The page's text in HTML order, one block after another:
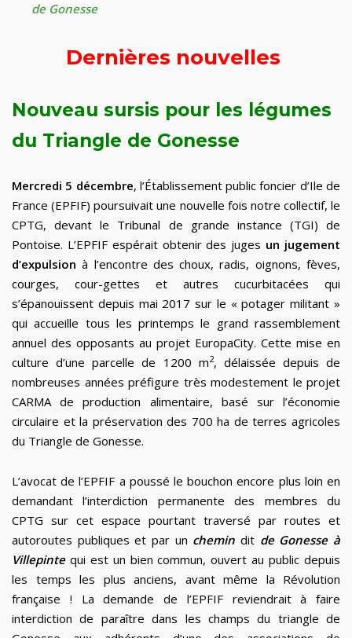
de Gonesse
Dernières nouvelles
Nouveau sursis pour les légumes
du Triangle de Gonesse
Mercredi 5 décembre, l’Établissement public foncier d’Ile de
France (EPFIF) poursuivait une nouvelle fois notre collectif, le
CPTG, devant le Tribunal de grande instance (TGI) de
Pontoise. L’EPFIF espérait obtenir des juges un jugement
d’expulsionà l’encontre des choux, radis, oignons, fèves,
courges, cour-gettes et autres cucurbitacées qui
s’épanouissent depuis mai 2017 sur le « potager militant »
qui accueille tous les printemps le grand rassemblement
annuel des opposants au projet EuropaCity. Cette mise en
culture d’une parcelle de 1200 m2, délaissée depuis de
nombreuses années préfigure très modestement le projet
CARMA de production alimentaire, basé sur l’économie
circulaire et la préservation des 700 ha de terres agricoles
du Triangle de Gonesse.
L’avocat de l’EPFIF a poussé le bouchon encore plus loin en
demandant l’interdiction permanente des membres du
CPTG sur cet espace pourtant traversé par routes et
autoroutes publiques et par un chemin dit de Gonesse à
Villepinte qui est un bien commun, ouvert au public depuis
les temps les plus anciens, avant même la Révolution
française ! La demande de l’EPFIF reviendrait à faire
interdiction de paraître dans les champs du triangle de